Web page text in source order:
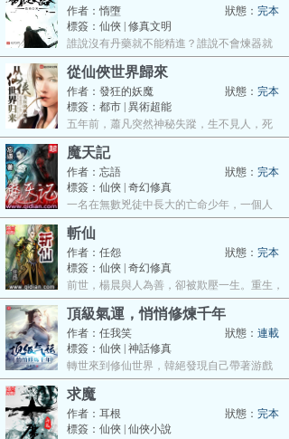
作者：惰墮 狀態： 完本
標簽：仙俠 | 修真文明
誰說沒有丹藥就不能精進？誰說不會煉器就
沒…
從仙俠世界歸來
作者： 發狂的妖魔 狀態： 完本
標簽：都市 | 異術超能
五年前，蕭凡突然神秘失蹤，生不見人，死
不…
魔天記
作者： 忘語 狀態： 完本
標簽：仙俠 | 奇幻修真
一名在無數兇徒中長大的亡命少年，一個人
與…
斬仙
作者： 任怨 狀態： 完本
標簽：仙俠 | 奇幻修真
前世，楊晨與人為善，卻被欺壓一生。重生，
…
頂級氣運，悄悄修煉千年
作者： 任我笑 狀態： 連載
標簽：仙俠 | 神話修真
轉世來到修仙世界，韓絕發現自己帶著游戲
屬…
求魔
作者： 耳根 狀態： 完本
標簽：仙俠 | 仙俠小說